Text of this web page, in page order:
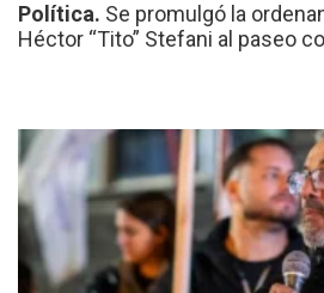
Política. Se promulgó la
Héctor “Tito” Stefani al paseo